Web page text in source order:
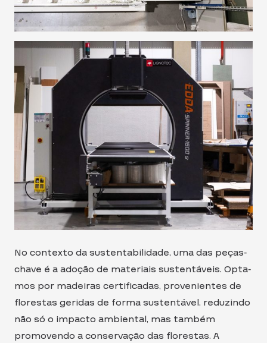
No contexto da sustentabilidade, uma das peças-
chave é a adoção de materiais sustentáveis. Opta-
mos por madeiras certificadas, provenientes de
florestas geridas de forma sustentável, reduzindo
não só o impacto ambiental, mas também
promovendo a conservação das florestas. A